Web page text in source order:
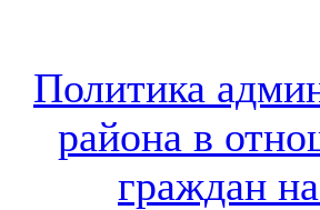
Политика
района в
граждан